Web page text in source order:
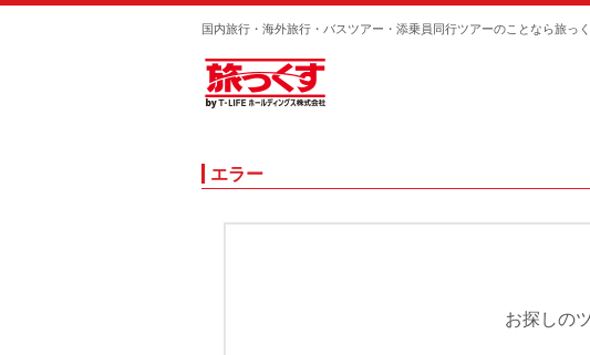
国内旅行・海外旅行・バスツアー・添乗員同行ツアーのことなら旅っ
エラー
お探しの